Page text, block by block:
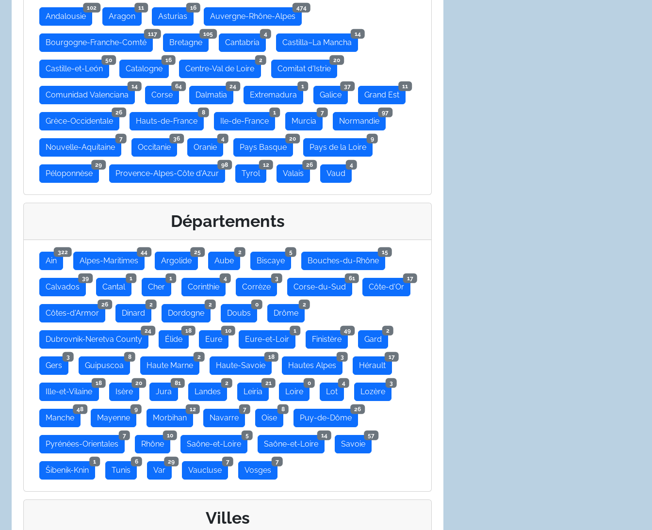
Andalousie
102
Aragon
11
Asturias
16
Auvergne-Rhône-Alpes
474
Bourgogne-Franche-Comté
117
Bretagne
105
Cantabria
4
Castilla–La Mancha
14
Castille-et-León
50
Catalogne
16
Centre-Val de Loire
2
Comitat d'Istrie
20
Comunidad Valenciana
14
Corse
64
Dalmatia
24
Extremadura
1
Galice
37
Grand Est
11
Grèce-Occidentale
26
Hauts-de-France
8
Ile-de-France
1
Murcia
7
Normandie
97
Nouvelle-Aquitaine
7
Occitanie
36
Oranie
4
Pays Basque
20
Pays de la Loire
9
Péloponnèse
29
Provence-Alpes-Côte d'Azur
98
Tyrol
12
Valais
26
Vaud
4
Départements
Ain
322
Alpes-Maritimes
44
Argolide
25
Aube
2
Biscaye
5
Bouches-du-Rhône
15
Calvados
39
Cantal
1
Cher
1
Corinthie
4
Corrèze
3
Corse-du-Sud
61
Côte-d'Or
17
Côtes-d'Armor
26
Dinard
2
Dordogne
2
Doubs
0
Drôme
2
Dubrovnik-Neretva County
24
Élide
18
Eure
10
Eure-et-Loir
1
Finistère
49
Gard
2
Gers
3
Guipuscoa
8
Haute Marne
2
Haute-Savoie
18
Hautes Alpes
3
Hérault
17
Ille-et-Vilaine
18
Isère
20
Jura
81
Landes
2
Leiria
21
Loire
0
Lot
4
Lozère
3
Manche
48
Mayenne
9
Morbihan
12
Navarre
7
Oise
8
Puy-de-Dôme
26
Pyrénées-Orientales
7
Rhône
10
Saône-et-Loire
5
Saône-et-Loire
14
Savoie
57
Šibenik-Knin
1
Tunis
6
Var
29
Vaucluse
7
Vosges
7
Villes